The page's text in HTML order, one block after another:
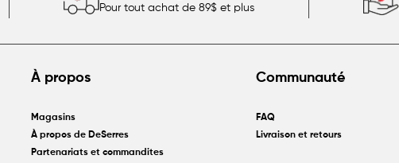
Pour tout achat de 89$ et plus
À propos
Magasins
À propos de DeSerres
Partenariats et commandites
Communauté
FAQ
Livraison et retours